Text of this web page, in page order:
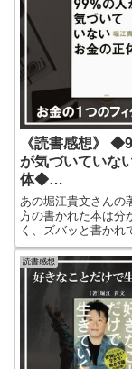
《読書感想》
が気づいていな
体◆
お金も人間が作
ィクションの１
あの堀江貴文さんの
方の書かれた本は分
く、ズバッと書かれ
で、よく読んでいま
「お金」というもの
者の考え方や真実が
ています。お金につ
方を知りたい、お金
ッと知りたいという
りやすく最適な本だ
す。本書を読んだ私
をまとめています。
読書感想